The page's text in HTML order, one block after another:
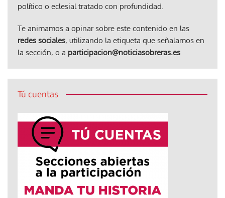
político o eclesial tratado con profundidad.
Te animamos a opinar sobre este contenido en las
redes sociales, utilizando la etiqueta que señalamos en
la sección, o a participacion@noticiasobreras.es
Tú cuentas